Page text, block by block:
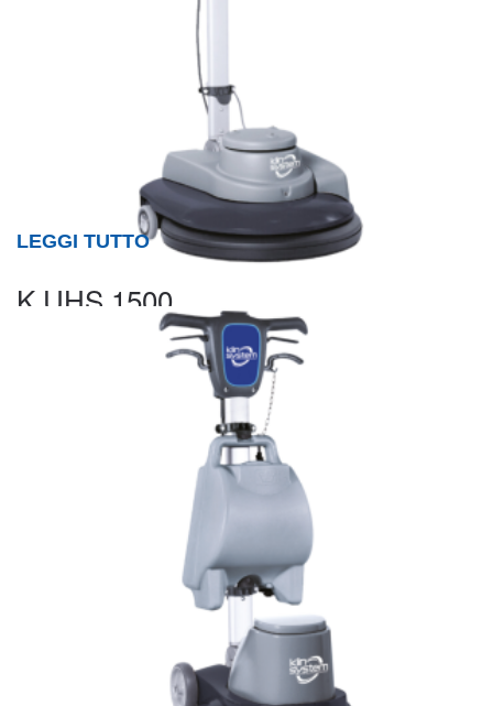
K UHS 1500
LEGGI TUTTO